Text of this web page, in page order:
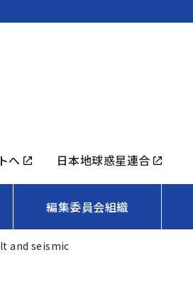
へ 日本地球惑星連合
編集委員会組織
and seismic